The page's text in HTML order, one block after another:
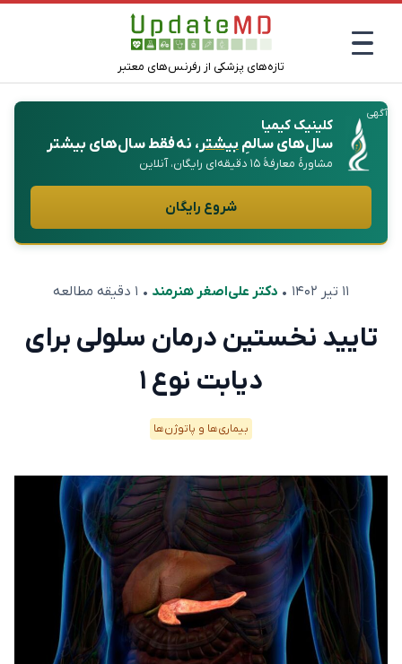
تازه‌های پزشکی از رفرنس‌های معتبر
آگهی
کلینیک کیمیا
سال‌های سالمِبیشتر، نه فقط سال‌های بیشتر
مشاورهٔ معارفهٔ ۱۵ دقیقه‌ای رایگان، آنلاین
شروع رایگان
۱۱ تیر ۱۴۰۲ • دکتر علی‌اصغر هنرمند • ۱ دقیقه مطالعه
تایید نخستین درمان سلولی برای
دیابت نوع ۱
بیماری‌ها و پاتوژن‌ها